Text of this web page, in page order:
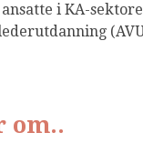
i KA-
om..